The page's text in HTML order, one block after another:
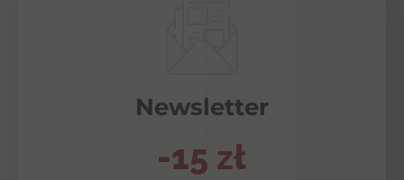
Newsletter
-15 zł